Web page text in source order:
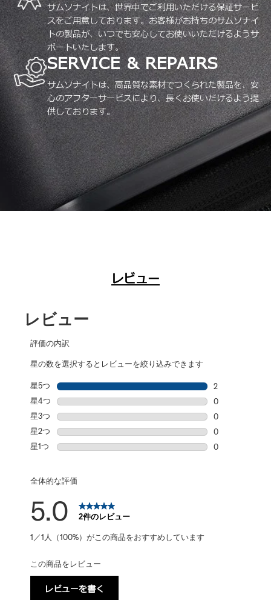
サムソナイトは、世界中でご利用いただける保証サービ
スをご用意しております。お客様がお持ちのサムソナイ
トの製品が、いつでも安心してお使いいただけるようサ
ポートいたします。
SERVICE & REPAIRS
サムソナイトは、高品質な素材でつくられた製品を、安
心のアフターサービスにより、長くお使いだけるよう提
供しております。
レビュー
レビュー
評価の内訳
星の数を選択するとレビューを絞り込みできます
星5つ 星
2
星4つ 星
0
星3つ 星
0
星2つ 星
0
星1つ
0
全体的な評価
5.0 2件のレビュー
1／1人（100%）がこの商品をおすすめしています
この商品をレビュー
レビューを書く